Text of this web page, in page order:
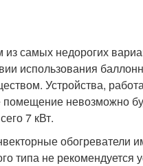
самых недорогих
использования
Устройства,
невозможно
7 кВт.
обогреватели
типа не рекомендуется